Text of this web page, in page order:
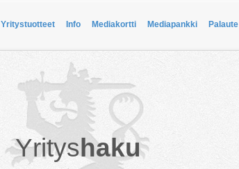
Yritystuotteet Info Mediakortti Mediapankki Palaute
Yrityshaku